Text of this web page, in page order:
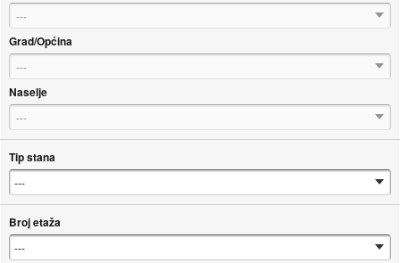
---
Grad/Općina
---
Naselje
---
Tip stana
Broj etaža